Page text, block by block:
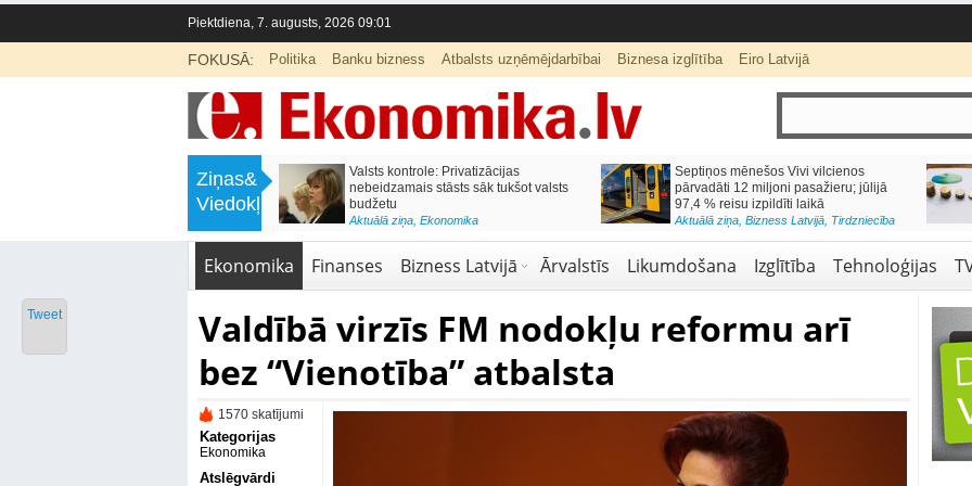
Piektdiena, 7. augusts, 2026 09:01
FOKUSĀ: Politika Banku bizness Atbalsts uzņēmējdarbībai Biznesa izglītība Eiro Latvijā
Ziņas&
Viedokļi
Septiņos mēnešos Vivi vilcienos
pārvadāti 12 miljoni pasažieru; jūlijā
Naudas glabāšana mājās var izmaksāt
simtiem eiro gadā
Aktuālā ziņa ,Finanses
Katrs desmitais mājokļa kredīta
pieteikums tiek noraidīts negatīvas
kredītvēstures dēļ
Aktuālā ziņa ,Finanses
Ekonomika Finanses Bizness Latvijā Ārvalstīs Likumdošana Izglītība Tehnoloģijas
Valdībā virzīs FM nodokļu reformu arī
bez “Vienotība” atbalsta
1570 skatījumi
Kategorijas
Ekonomika
Atslēgvārdi
Tweet